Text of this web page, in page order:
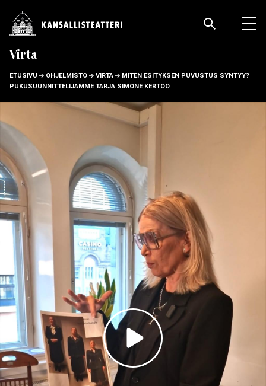
pääsisältöön
Virta
MURUPOLKU
ETUSIVU OHJELMISTO VIRTA
MITEN ESITYKSEN PUVUSTUS SYNTYY?
PUKUSUUNNITTELIJAMME TARJA SIMONE KERTOO
Toista
video